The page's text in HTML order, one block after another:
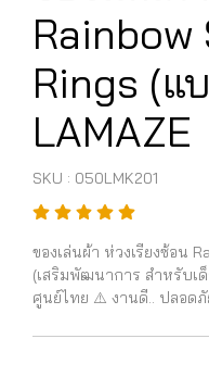
Rings (แ
LAMAZE
SKU : 050LMK201
ของเล่นผ้า ห่วงเรียงซ้อน
(เสริมพัฒนาการ สำหรับเ
ศูนย์ไทย ⚠️ งานดี.. ปลอด